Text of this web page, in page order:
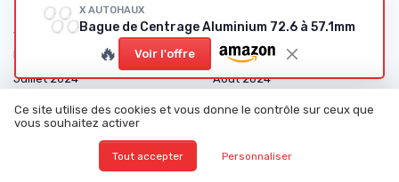
X AUTOHAUX
Bague de Centrage Aluminium 72.6 à 57.1mm
🔥 Voir l'offre
Janvier 2024
Février 2024
Mars 2024
Juin 2024
Juillet 2024
Août 2024
Février 2025
Mai 2025
Ce site utilise des cookies et vous donne le contrôle sur ceux que
vous souhaitez activer
Tout accepter Personnaliser